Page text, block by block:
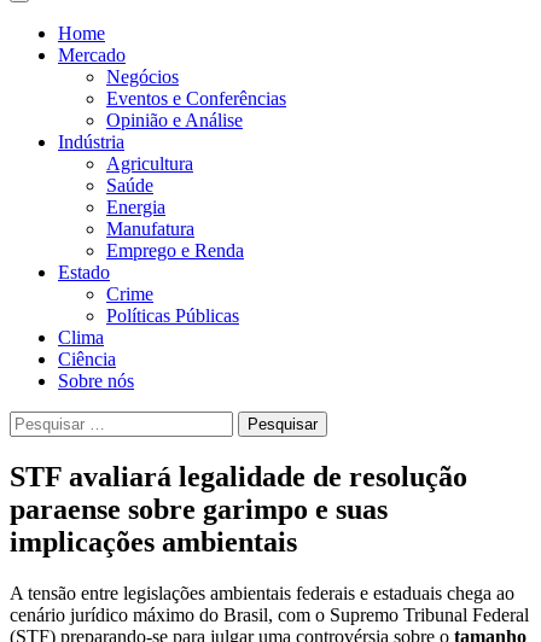
Home
Mercado
Negócios
Eventos e Conferências
Opinião e Análise
Indústria
Agricultura
Saúde
Energia
Manufatura
Emprego e Renda
Estado
Crime
Políticas Públicas
Clima
Ciência
Sobre nós
Pesquisar
por:
STF avaliará legalidade de resolução
paraense sobre garimpo e suas
implicações ambientais
A tensão entre legislações ambientais federais e estaduais chega ao
cenário jurídico máximo do Brasil, com o Supremo Tribunal Federal
(STF) preparando-se para julgar uma controvérsia sobre o tamanho